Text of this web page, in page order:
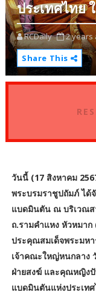
ประเทศไทย
RCDaily
2 years
Share This
วันนี้ (17 สิงหาคม
พระบรมราชูปถัมภ์ ได้
แบดมินตัน ณ บริเวณส
ถ.รามคำแหง หัวหมา
ประคุณสมเด็จพระมห
เจ้าคณะใหญ่หนกลาง
ฝ่ายสงฆ์ และคุณหญิง
แบดมินตันแห่งประเท